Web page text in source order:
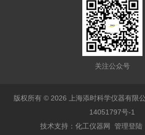
关注公众号
版权所有 © 2026 上海添时科学仪器有限
14051797号-1
技术支持： 化工仪器网 管理登陆